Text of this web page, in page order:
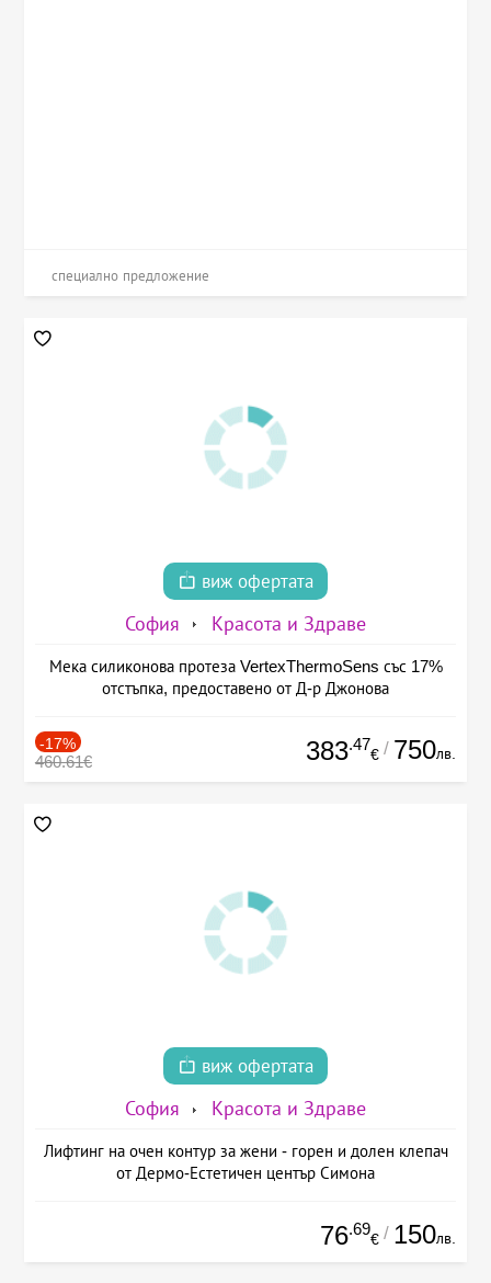
специално предложение
виж офертата
София Красота и Здраве
Мека силиконова протеза VertexThermoSens със 17%
отстъпка, предоставено от Д-р Джонова
-17%
460.61€ 383.47
€ / 750лв.
виж офертата
София Красота и Здраве
Лифтинг на очен контур за жени - горен и долен клепач
от Дермо-Естетичен център Симона
76.69
€ / 150лв.